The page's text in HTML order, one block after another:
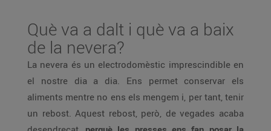
Què va a dalt i què va a baix
de la nevera?
La nevera és un electrodomèstic imprescindible en
el nostre dia a dia. Ens permet conservar els
aliments mentre no ens els mengem i, per tant, tenir
un rebost. Aquest rebost, però, de vegades acaba